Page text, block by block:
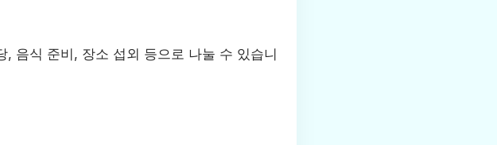
음식 준비, 장소 섭외 등으로 나눌 수 있습니